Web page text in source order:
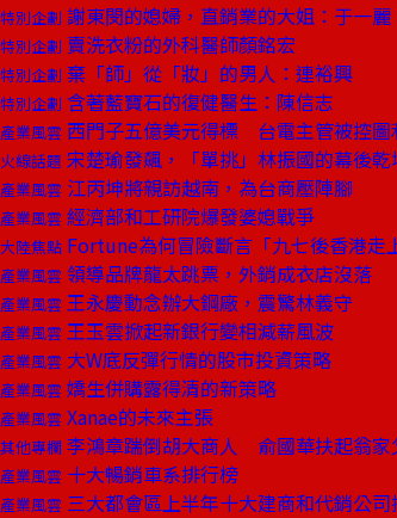
特別企劃 謝東閔的媳婦，直銷業的大姐：于一麗
特別企劃 賣洗衣粉的外科醫師顏銘宏
特別企劃 棄「師」從「妝」的男人：連裕興
特別企劃 含著藍寶石的復健醫生：陳信志
產業風雲 西門子五億美元得標 台電主管被控圖
火線話題 宋楚瑜發飆，「單挑」林振國的幕後乾
產業風雲 江丙坤將親訪越南，為台商壓陣腳
產業風雲 經濟部和工研院爆發婆媳戰爭
大陸焦點 Fortune為何冒險斷言「九七後香港走
產業風雲 領導品牌龍太跳票，外銷成衣店沒落
產業風雲 王永慶動念辦大鋼廠，震驚林義守
產業風雲 王玉雲掀起新銀行變相減薪風波
產業風雲 大W底反彈行情的股市投資策略
產業風雲 嬌生併購露得清的新策略
產業風雲 Xanae的未來主張
其他專欄 李鴻章踹倒胡大商人 俞國華扶起翁家
產業風雲 十大暢銷車系排行榜
產業風雲 三大都會區上半年十大建商和代銷公